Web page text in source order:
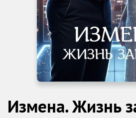
Измена. Жизнь